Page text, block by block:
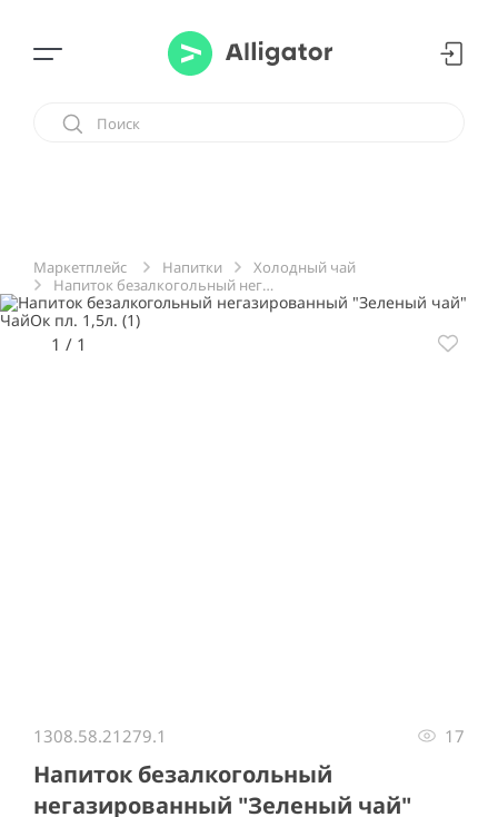
Маркетплейс Напитки
Холодный чай
Напиток безалкогольный негазированный "Зеленый чай" ЧайОк пл. 1,5л.
1 / 1
1308.58.21279.1 17
Напиток безалкогольный
негазированный "Зеленый чай"